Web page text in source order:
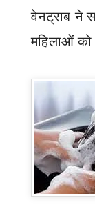
वेनट्राब ने
महिलाओं